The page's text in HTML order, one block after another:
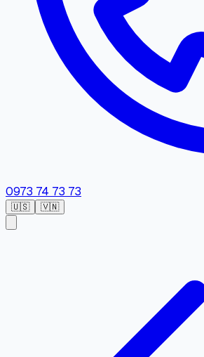
0973 74 73 73
🇺🇸 🇻🇳